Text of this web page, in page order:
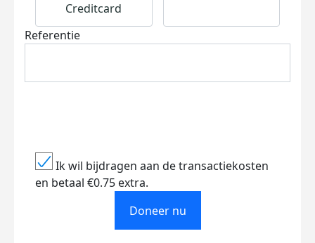
Creditcard
Referentie
Ik wil bijdragen aan de transactiekosten
en betaal €0.75 extra.
Doneer nu